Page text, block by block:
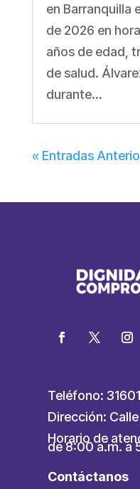
en Barranquilla
de 2026 en
años de edad,
de salud.
durante...
« Entradas
Teléfono:
Dirección:
Horario de
de 8:00 a.m. a
Contáctanos